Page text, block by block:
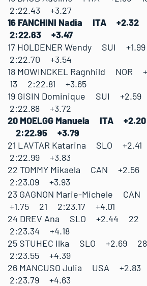
2:22.43 +3.27
16 FANCHINI Nadia ITA
2:22.63 +3.47
17 HOLDENER Wendy SUI
2:22.70 +3.54
18 MOWINCKEL Ragnhild
13 2:22.81 +3.65
19 GISIN Dominique SUI
2:22.88 +3.72
20 MOELGG Manuela ITA
2:22.95 +3.79
21 LAVTAR Katarina SLO
2:22.99 +3.83
22 TOMMY Mikaela CAN
2:23.09 +3.93
23 GAGNON Marie-Michele
+1.75 21 2:23.17 +4.01
24 DREV Ana SLO +2.44
2:23.34 +4.18
25 STUHEC Ilka SLO +2.69
2:23.55 +4.39
26 MANCUSO Julia USA
2:23.79 +4.63